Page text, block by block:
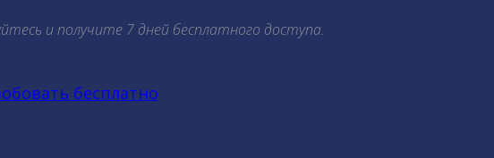
и получите 7 дней бесплатного доступа.
бесплатно